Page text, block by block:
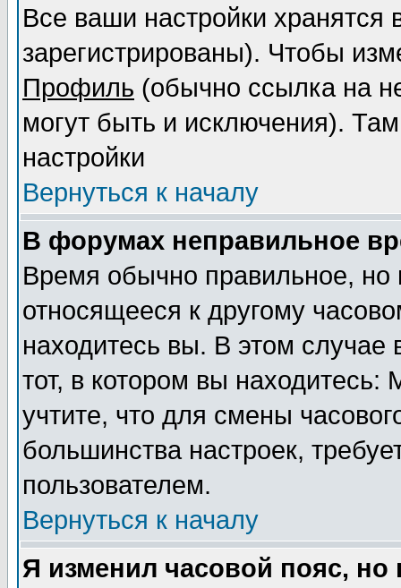
Все ваши настройки
зарегистрированы). Чтобы
Профиль (обычно ссылка на
могут быть и исключения).
настройки
Вернуться к началу
В форумах неправильное
Время обычно правильное,
относящееся к другому
находитесь вы. В этом
тот, в котором вы
учтите, что для смены
большинства настроек,
пользователем.
Вернуться к началу
Я изменил часовой пояс,